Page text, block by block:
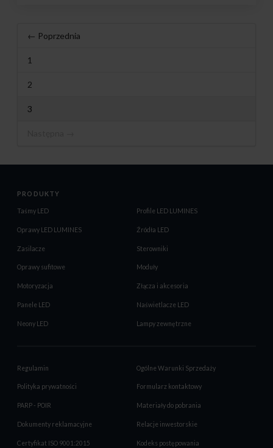
← Poprzednia
1
2
3
PRODUKTY
Taśmy LED Profile LED LUMINES
Oprawy LED LUMINES Źródła LED
Zasilacze Sterowniki
Oprawy sufitowe Moduły
Motoryzacja Złącza i akcesoria
Panele LED Naświetlacze LED
Neony LED Lampy zewnętrzne
Regulamin Ogólne Warunki Sprzedaży
Polityka prywatności Formularz kontaktowy
PARP - POIR Materiały do pobrania
Dokumenty reklamacyjne Relacje inwestorskie
Certyfikat ISO 9001:2015 Kodeks postępowania